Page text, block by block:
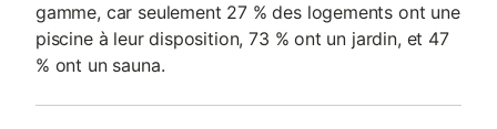
gamme, car seulement 27 % des logements ont une
piscine à leur disposition, 73 % ont un jardin, et 47
% ont un sauna.